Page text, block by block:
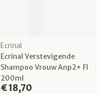
Ecrinal
Ecrinal Verstevigende
Shampoo Vrouw Anp2+ Fl
200ml
€ 18,70